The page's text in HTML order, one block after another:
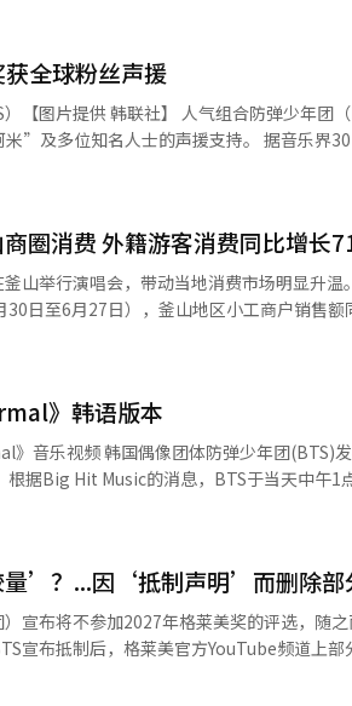
全球粉丝声援
少年团（BTS）日前宣布将不参加明年格莱美奖评
支持。 据音乐界30日消息，收录于BTS第五张正规专辑的单曲
助力下，登顶全球78个国家（地区）的
外界标准。 歌曲中还借歌词表达了对西方主流音乐市场长期质疑
一句“只有眼睛特别大的你们这样说”，被认
不
一理念的积极回应。BTS主动放弃参评格莱
曾参与BTS第五张正规专辑歌曲《Aliens》和《2.0》制
Will Made-It也在社交平台发文写下“BTS
会向明年的格莱美奖提交作品参评。成员
圈消费 外籍游客消费同比增长
带动当地消费市场明显升温。 韩国中小风险企业部日前发布的分析结果
30日至6月27日），釜山地区小工商户销售
显示大型文化活动对地方消费具有显著带动作用。 从消费
行业和餐饮业分别增长6.2%和3.6%，反映
游商圈销售额增幅均高于釜山整体平均水平。 与此同时，外籍
显示，分析期间釜山地区外籍消费者销售额
便利店增长71%，美容美发行业增长
，政府将进一步整合公共与民间数据，持续
进一步释放文化消费对区域经济的带动效应。 6月，釜山水营
图片来源 韩联社】
》韩语版本
们的第五张专辑《阿里郎》中的新
曾在6月举行的世界巡演釜山演出中首次向粉丝公开。
》是一首以平静的唱说风格表达华丽聚光
进入第41位，并连续三周保持在榜单上。 BTS将于19日(当地
年国际足联北中美世界杯决赛的中场秀演
参与。※ 本报道经人工智能（AI）系统翻译
量’？...因‘抵制声明’而删除部
宣布将不参加2027年格莱美奖的评选，随
宣布抵制后，格莱美官方YouTube频道上部
保留。 BTS于29日通过各自的Instagram发布了相同内容的声